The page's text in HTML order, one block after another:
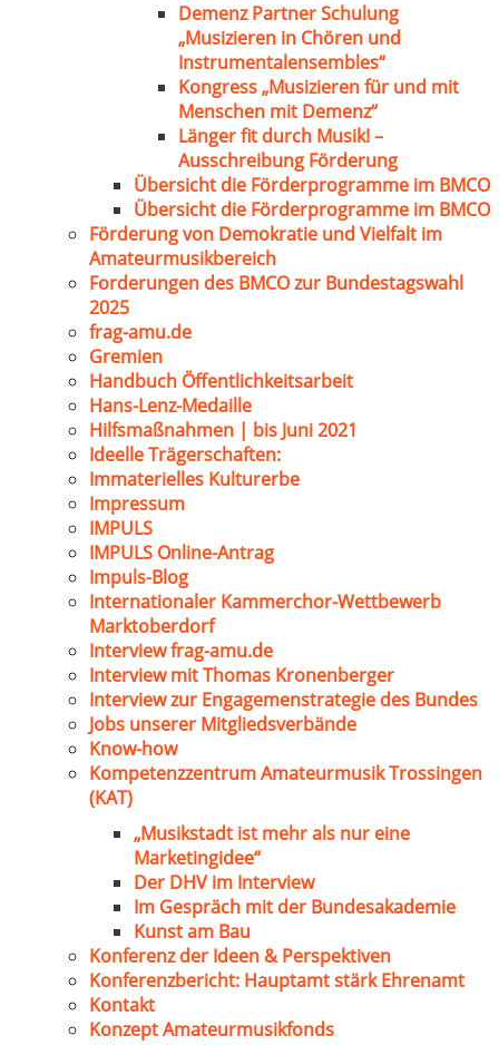
Demenz Partner Schulung
„Musizieren in Chören und
Instrumentalensembles“
Kongress „Musizieren für und mit
Menschen mit Demenz“
Länger fit durch Musik! –
Ausschreibung Förderung
Übersicht die Förderprogramme im BMCO
Übersicht die Förderprogramme im BMCO
Förderung von Demokratie und Vielfalt im
Amateurmusikbereich
Forderungen des BMCO zur Bundestagswahl
2025
frag-amu.de
Gremien
Handbuch Öffentlichkeitsarbeit
Hans-Lenz-Medaille
Hilfsmaßnahmen | bis Juni 2021
Ideelle Trägerschaften:
Immaterielles Kulturerbe
Impressum
IMPULS
IMPULS Online-Antrag
Impuls-Blog
Internationaler Kammerchor-Wettbewerb
Marktoberdorf
Interview frag-amu.de
Interview mit Thomas Kronenberger
Interview zur Engagemenstrategie des Bundes
Jobs unserer Mitgliedsverbände
Know-how
Kompetenzzentrum Amateurmusik Trossingen
(KAT)
„Musikstadt ist mehr als nur eine
Marketingidee“
Der DHV im Interview
Im Gespräch mit der Bundesakademie
Kunst am Bau
Konferenz der Ideen & Perspektiven
Konferenzbericht: Hauptamt stärk Ehrenamt
Kontakt
Konzept Amateurmusikfonds